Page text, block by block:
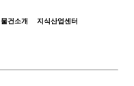
물건소개 지식산업센터